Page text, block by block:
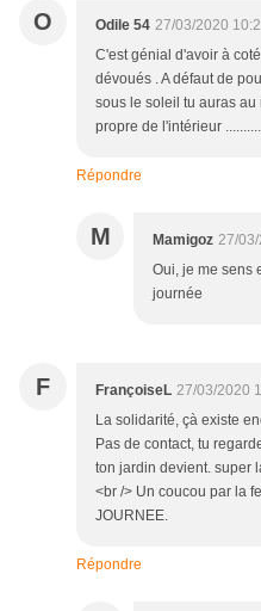
O Odile 54 27/03/2020
C'est génial d'avoir à
dévoués . A défaut de
sous le soleil tu auras
propre de l'intérieur ..........
Répondre
M Mamigoz 27/
Oui, je me sens
journée
F FrançoiseL 27/03/2020
La solidarité, çà existe
Pas de contact, tu
ton jardin devient. super
<br /> Un coucou par la
JOURNEE.
Répondre